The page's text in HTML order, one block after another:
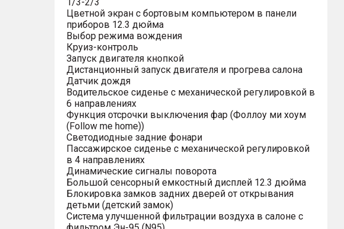
Цветной экран с бортовым компьютером в панели
приборов 12.3 дюйма
Выбор режима вождения
Круиз-контроль
Запуск двигателя кнопкой
Дистанционный запуск двигателя и прогрева салона
Датчик дождя
Водительское сиденье с механической регулировкой в
6 направлениях
Функция отсрочки выключения фар (Фоллоу ми хоум
(Follow me home))
Светодиодные задние фонари
Пассажирское сиденье с механической регулировкой
в 4 направлениях
Динамические сигналы поворота
Большой сенсорный емкостный дисплей 12.3 дюйма
Блокировка замков задних дверей от открывания
детьми (детский замок)
Система улучшенной фильтрации воздуха в салоне с